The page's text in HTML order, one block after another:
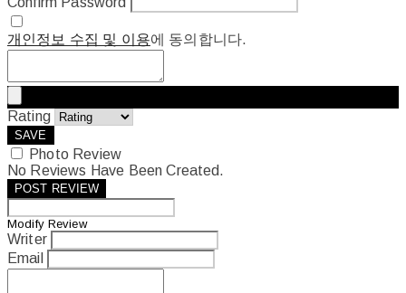
개인정보 수집 및 이용에 동의합니다.
Rating
SAVE
Photo Review
No Reviews Have Been Created.
POST REVIEW
Modify Review
Writer
Email